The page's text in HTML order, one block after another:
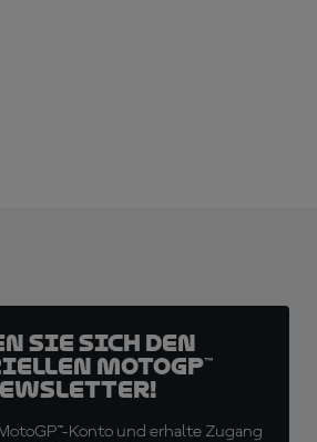
Sie sich den
MotoGP™
Konto und erhalte Zugang